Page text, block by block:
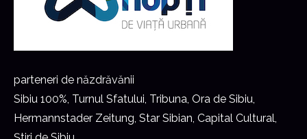
parteneri de năzdrăvănii
Sibiu 100%, Turnul Sfatului, Tribuna, Ora de Sibiu,
Hermannstader Zeitung, Star Sibian, Capital Cultural,